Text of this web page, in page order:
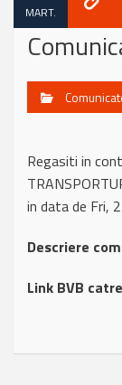
MART.
Regasiti in
in data de Fri,
Descriere
Link BVB